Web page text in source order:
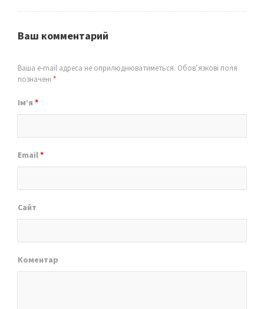
Ваш комментарий
Ваша e-mail адреса не оприлюднюватиметься. Обов’язкові поля
позначені *
Ім’я *
Email*
Сайт
Коментар